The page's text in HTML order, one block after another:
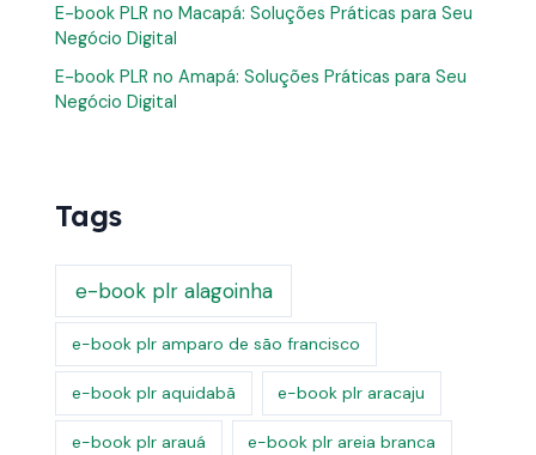
E-book PLR no Macapá: Soluções Práticas para Seu
Negócio Digital
E-book PLR no Amapá: Soluções Práticas para Seu
Negócio Digital
Tags
e-book plr alagoinha
e-book plr amparo de são francisco
e-book plr aquidabã e-book plr aracaju
e-book plr arauá e-book plr areia branca